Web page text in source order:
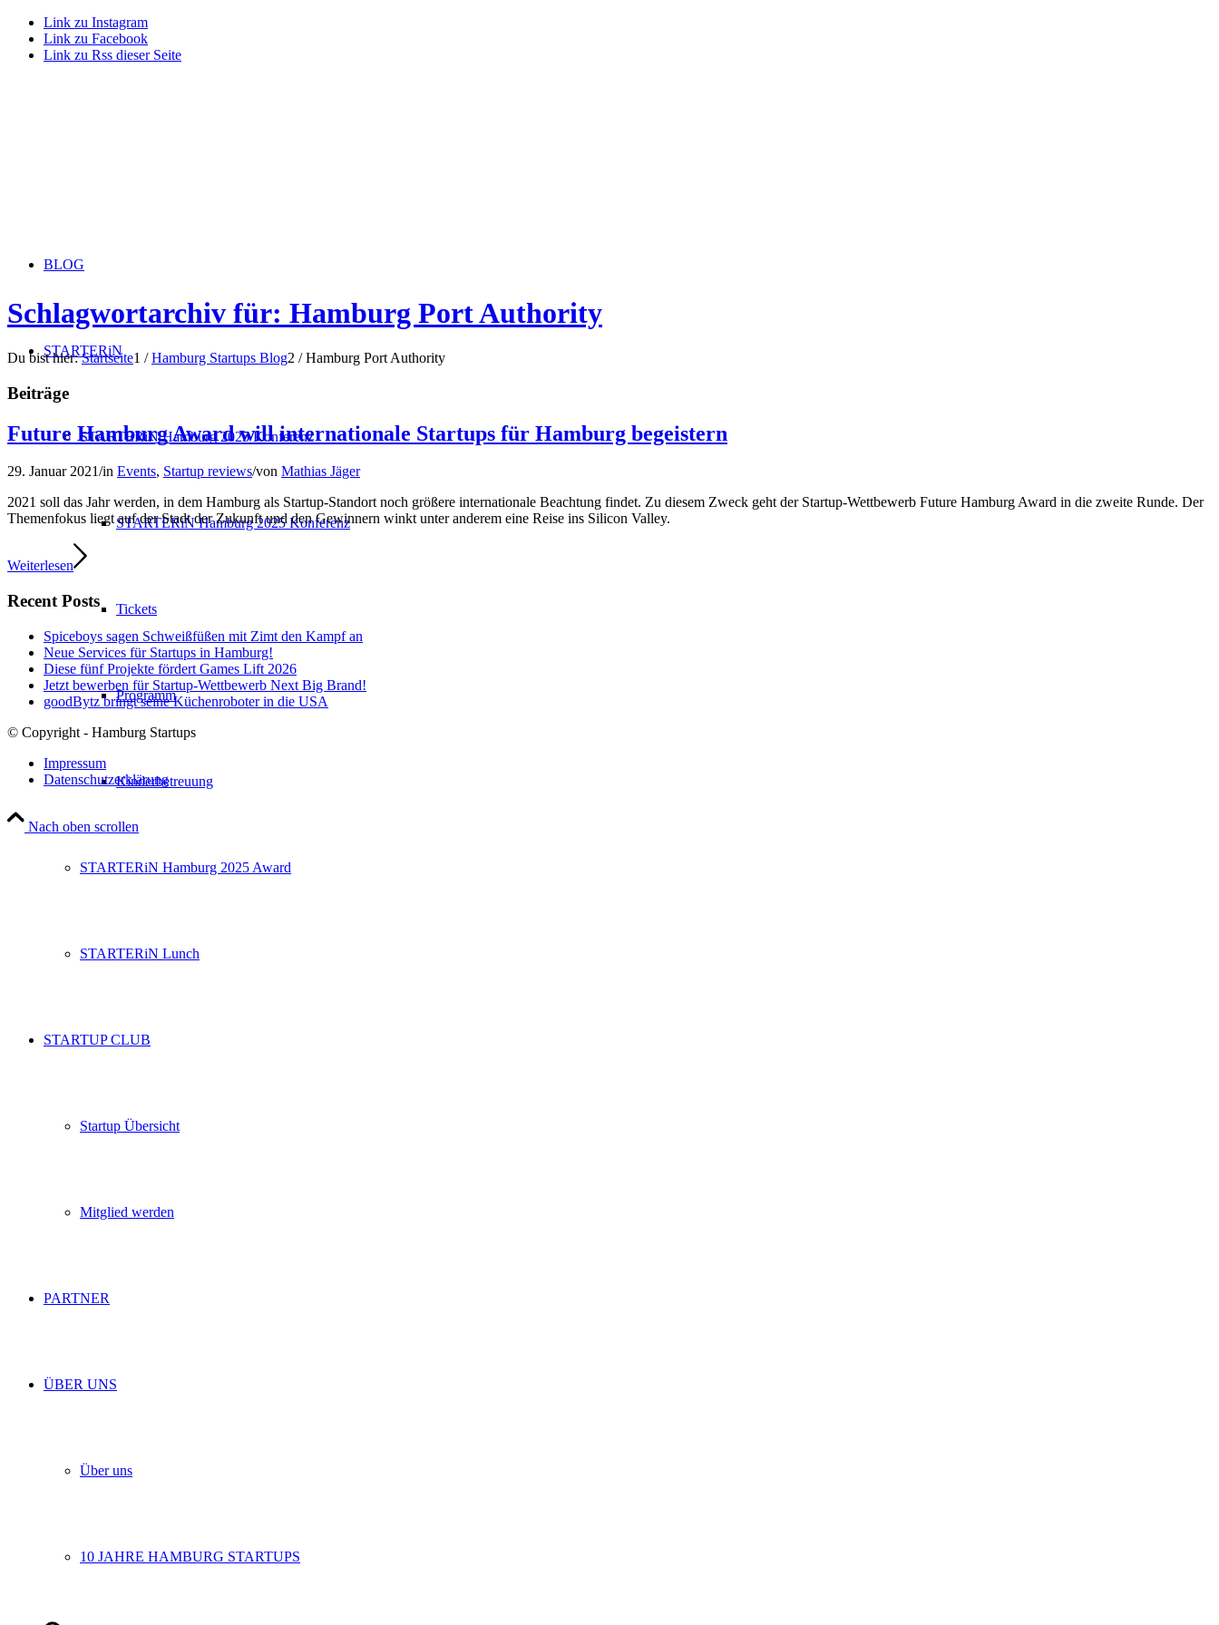
Link zu Instagram
Link zu Facebook
Link zu Rss dieser Seite
BLOG
STARTERiN
STARTERiN Hamburg 2025 Konferenz
STARTERiN Hamburg 2025 Konferenz
Tickets
Programm
Kinderbetreuung
STARTERiN Hamburg 2025 Award
STARTERiN Lunch
STARTUP CLUB
Startup Übersicht
Mitglied werden
PARTNER
ÜBER UNS
Über uns
10 JAHRE HAMBURG STARTUPS
Schlagwortarchiv für: Hamburg Port Authority
Du bist hier: Startseite1 / Hamburg Startups Blog2 / Hamburg Port Authority
Beiträge
Future Hamburg Award will internationale Startups für Hamburg begeistern
29. Januar 2021/in Events, Startup reviews/von Mathias Jäger
2021 soll das Jahr werden, in dem Hamburg als Startup-Standort noch größere internationale Beachtung findet. Zu diesem Zweck geht der Startup-Wettbewerb Future Hamburg Award in die zweite Runde. Der
Themenfokus liegt auf der Stadt der Zukunft und den Gewinnern winkt unter anderem eine Reise ins Silicon Valley.
Weiterlesen
Recent Posts
Spiceboys sagen Schweißfüßen mit Zimt den Kampf an
Neue Services für Startups in Hamburg!
Diese fünf Projekte fördert Games Lift 2026
Jetzt bewerben für Startup-Wettbewerb Next Big Brand!
goodBytz bringt seine Küchenroboter in die USA
© Copyright - Hamburg Startups
Impressum
Datenschutzerklärung
Nach oben scrollen